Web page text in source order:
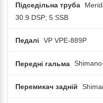
Підседільна труба
30.9 DSP; 5 SSB
Педалі VP VPE-889P
Передні гальма
Перемикач задній